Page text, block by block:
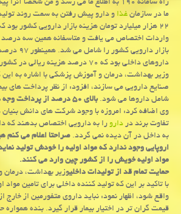
راه سامانه ۱۹۰ به اطلاع ما می رسد و من شخصا
ما در سازمانغذاو دارو پیش رفتن به سمت روند
۲۲ هزار میلیارد تومان هزینه بازار دارویی كشور
بازار دارویی
داروهای داخلی بود كه ۷۰ درصد هزینه ریالی در كشور را شامل می شد.
صنایع دارویی می سازند، افزود: از نظر پرداخت های
شامل داروها می شود.بالای ۵۰ درصد از پرداخت وجه دارو از جیب بیمار است.
وی اضافه كرد: امروزه با وجود شركت های دانش بنیان
تفاوت برند دردارورا به دارویی اختصاص بدهند كه
به داخل در آن دیده نمی گردد.صراحتا اعلام می كنم
اروپایی وجود ندارد كه مواد اولیه را خودش تولید
مواد اولیه خویش را از كشور چین وارد می كنند.
حمایت تمام قد از تولیدات داخلیوزیر بهداشت، درمان
با تاكید بر این كه تولید كننده داخلی برای تامین مواد
واقع شود، اظهار نمود: نباید داروی متفورمین از خارج
قیمت گران تر در اختیار بیمار قرار گیرد. بنده